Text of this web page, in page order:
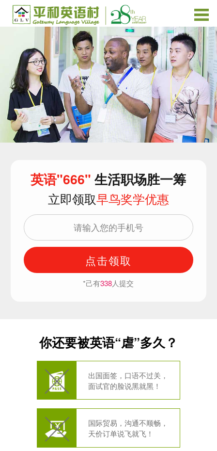
英语"666"生活职场胜一筹
立即领取早鸟奖学优惠
点击领取
*己有338人提交
你还要被英语“虐”多久？
出国面签，口语不过关，
面试官的脸说黑就黑！
国际贸易，沟通不顺畅，
天价订单说飞就飞！